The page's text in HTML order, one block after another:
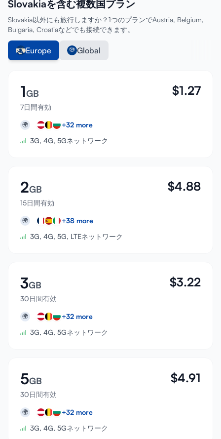
Slovakiaを含む複数国プラン
Slovakia以外にも旅行しますか？1つのプランでAustria, Belgium,
Bulgaria, Croatiaなどでも接続できます。
Europe Global
1GB
7日間有効
$1.27
🌍 +32 more
3G, 4G, 5Gネットワーク
2GB
15日間有効
$4.88
🌍 +38 more
3G, 4G, 5G, LTEネットワーク
3GB
30日間有効
$3.22
🌍 +32 more
3G, 4G, 5Gネットワーク
5GB
30日間有効
$4.91
🌍 +32 more
3G, 4G, 5Gネットワーク